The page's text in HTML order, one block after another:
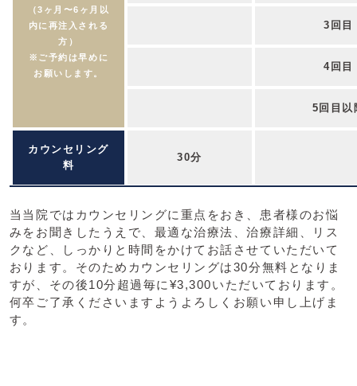
（3ヶ月〜6ヶ月以
内に再注入される
方）
※ご予約は早めに
お願いします。
3回目
4回目
5回目以
カウンセリング
料
30分
当当院ではカウンセリングに重点をおき、患者様のお悩
みをお聞きしたうえで、最適な治療法、治療詳細、リス
クなど、しっかりと時間をかけてお話させていただいて
おります。そのためカウンセリングは30分無料となりま
すが、その後10分超過毎に¥3,300いただいております。
何卒ご了承くださいますようよろしくお願い申し上げま
す。